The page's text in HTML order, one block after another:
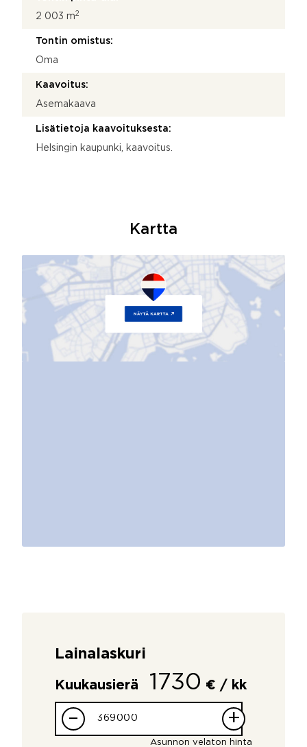
2 003 m2
Tontin omistus:
Oma
Kaavoitus:
Asemakaava
Lisätietoja kaavoituksesta:
Helsingin kaupunki, kaavoitus.
Kartta
Lainalaskuri
Kuukausierä 1730 € / kk
– +
Asunnon velaton hinta